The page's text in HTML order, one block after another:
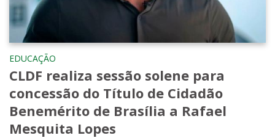
EDUCAÇÃO
CLDF realiza sessão solene para
concessão do Título de Cidadão
Benemérito de Brasília a Rafael
Mesquita Lopes